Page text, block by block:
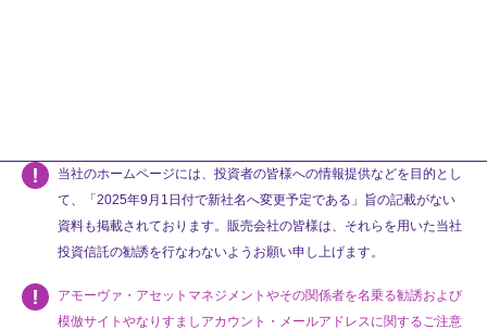
当社のホームページには、投資者の皆様への情報提供などを目的とし
て、「2025年9月1日付で新社名へ変更予定である」旨の記載がない
資料も掲載されております。販売会社の皆様は、それらを用いた当社
投資信託の勧誘を行なわないようお願い申し上げます。
アモーヴァ・アセットマネジメントやその関係者を名乗る勧誘および
模倣サイトやなりすましアカウント・メールアドレスに関するご注意